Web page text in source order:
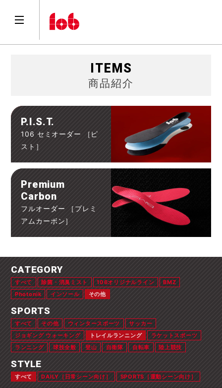
ITEMS
商品紹介
P.I.S.T.
106 セミオーダー ［ピ
スト］
Premium
Carbon
フルオーダー ［プレミ
アムカーボン］
CATEGORY
すべて 除菌・消臭ミスト 106オリジナルライン
BMZ
Photonik
インソール その他
SPORTS
すべて その他 ウィンタースポーツ
サッカー
ジョギング ウォーキング
トレイルランニング
ラケットスポーツ
ランニング
球技全般 登山 自衛隊 自転車 陸上競技
STYLE
すべて DAILY［日常シーン向け］ SPORTS［運動シーン向け］